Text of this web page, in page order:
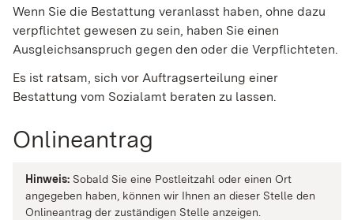
Wenn Sie die Bestattung veranlasst haben, ohne dazu
verpflichtet gewesen zu sein, haben Sie einen
Ausgleichsanspruch gegen den oder die Verpflichteten.
Es ist ratsam, sich vor Auftragserteilung einer
Bestattung vom Sozialamt beraten zu lassen.
Onlineantrag
Hinweis: Sobald Sie eine Postleitzahl oder einen Ort
angegeben haben, können wir Ihnen an dieser Stelle den
Onlineantrag der zuständigen Stelle anzeigen.